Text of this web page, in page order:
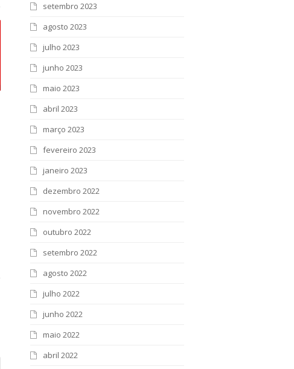
setembro 2023
agosto 2023
julho 2023
junho 2023
maio 2023
abril 2023
março 2023
fevereiro 2023
janeiro 2023
dezembro 2022
novembro 2022
outubro 2022
setembro 2022
agosto 2022
julho 2022
junho 2022
maio 2022
abril 2022